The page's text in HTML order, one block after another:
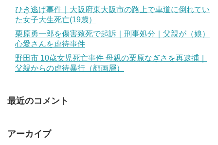
ひき逃げ事件｜大阪府東大阪市の路上で車道に倒れてい
た女子大生死亡(19歳）
栗原勇一郎を傷害致死で起訴｜刑事処分｜父親が（娘）
心愛さんを虐待事件
野田市 10歳女児死亡事件 母親の栗原なぎさを再逮捕｜
父親からの虐待暴行（顔画層）
最近のコメント
アーカイブ